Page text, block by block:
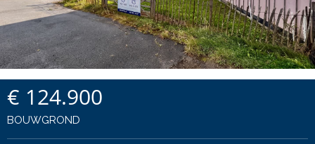
€ 124.900
BOUWGROND